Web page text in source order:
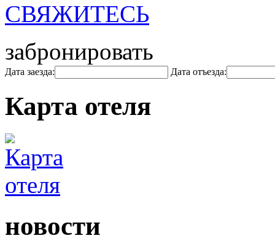
СВЯЖИТЕСЬ
забронировать
Дата заезда: Дата отъезда:
Карта отеля
новости